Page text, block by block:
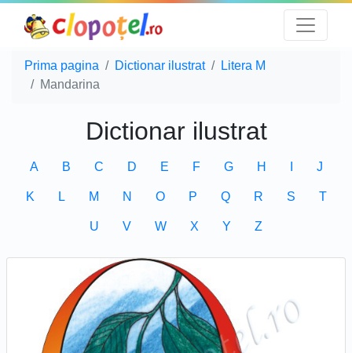
Prima pagina Dictionar ilustrat
Litera M
Mandarina
Dictionar ilustrat
A B C D E F G H J
K L M N O P Q R S T
U V W X Y Z